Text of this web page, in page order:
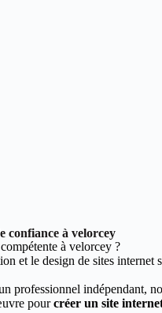
confiance à velorcey
à velorcey ?
et le design de sites internet
professionnel indépendant,
pourcréer un site